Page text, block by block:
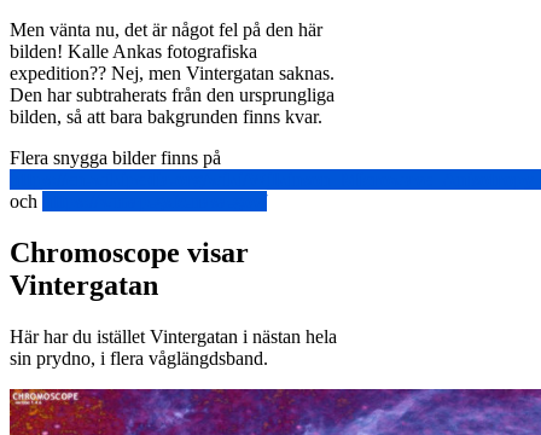
Men vänta nu, det är något fel på den här
bilden! Kalle Ankas fotografiska
expedition?? Nej, men Vintergatan saknas.
Den har subtraherats från den ursprungliga
bilden, så att bara bakgrunden finns kvar.
Flera snygga bilder finns på
och
Chromoscope visar
Vintergatan
Här har du istället Vintergatan i nästan hela
sin prydno, i flera våglängdsband.